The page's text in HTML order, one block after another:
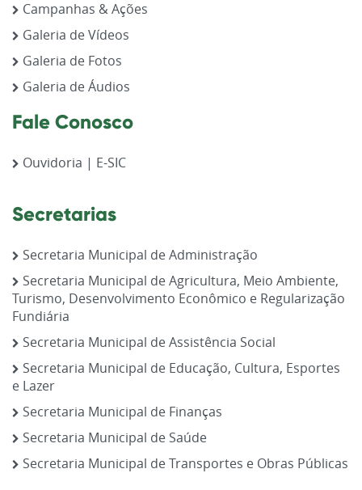
Campanhas & Ações
Galeria de Vídeos
Galeria de Fotos
Galeria de Áudios
Fale Conosco
Ouvidoria | E-SIC
Secretarias
Secretaria Municipal de Administração
Secretaria Municipal de Agricultura, Meio Ambiente,
Turismo, Desenvolvimento Econômico e Regularização
Fundiária
Secretaria Municipal de Assistência Social
Secretaria Municipal de Educação, Cultura, Esportes
e Lazer
Secretaria Municipal de Finanças
Secretaria Municipal de Saúde
Secretaria Municipal de Transportes e Obras Públicas